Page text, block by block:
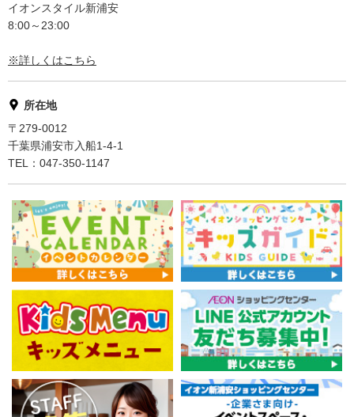
イオンスタイル新浦安
8:00～23:00
※詳しくはこちら
所在地
〒279-0012
千葉県浦安市入船1-4-1
TEL：047-350-1147